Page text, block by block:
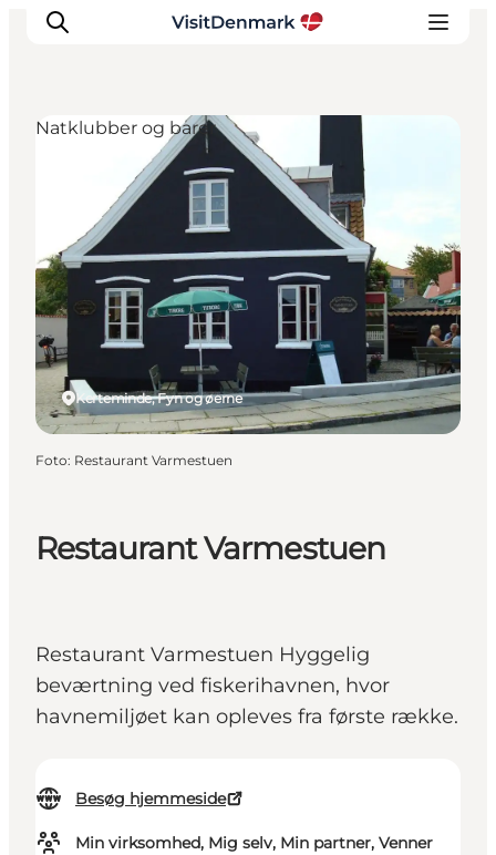
Inspiration
Destinationer
Oplevelser
Overnatning
Planlæg ferien
Restaurant Varmestuen
Restaurant Varmestuen Hyggelig
beværtning ved fiskerihavnen, hvor
havnemiljøet kan opleves fra første række.
Besøg hjemmeside
Min virksomhed, Mig selv, Min partner, Venner
Kerteminde, Fyn og øerne
Natklubber og barer
Foto: Restaurant Varmestuen